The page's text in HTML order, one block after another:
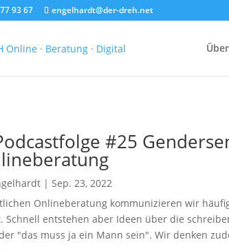
93 67 engelhardt@der-dreh.net
#25
| Sep. 23, 2022
Onlineberatung kommunizieren wir
Schnell entstehen aber Ideen über die
"das muss ja ein Mann sein". Wir denken